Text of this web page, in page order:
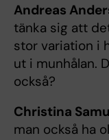
Andreas
tänka sig att
stor variation i
ut i munhålan.
också?
Christina
man också ha